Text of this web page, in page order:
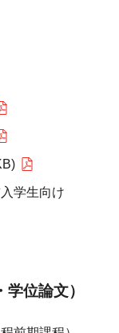
学生向け
位論文）